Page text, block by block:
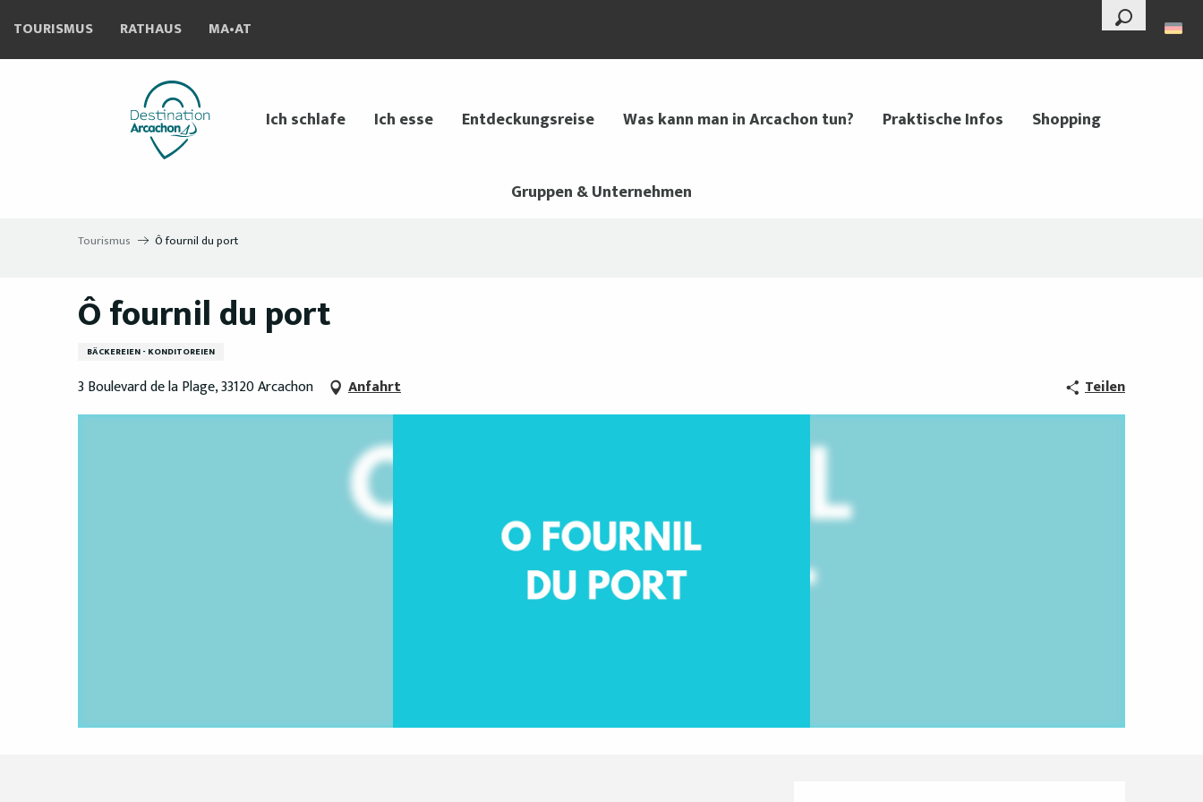
contenu
--°
Suche
TOURISMUS RATHAUS MA•AT
Ich schlafe Ich esse Entdeckungsreise Was kann man in Arcachon tun? Praktische Infos Shopping
Gruppen & Unternehmen
Tourismus Ô fournil du port
Ô fournil du port
BÄCKEREIEN - KONDITOREIEN
3 Boulevard de la Plage, 33120 Arcachon Anfahrt Teilen